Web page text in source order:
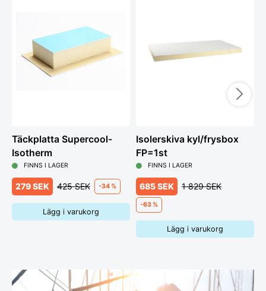
Täckplatta Supercool-
Isotherm
FINNS I LAGER
279 SEK 425 SEK -34 %
Lägg i varukorg
Isolerskiva kyl/frysbox
FP=1st
FINNS I LAGER
685 SEK 1 829 SEK
-63 %
Lägg i varukorg